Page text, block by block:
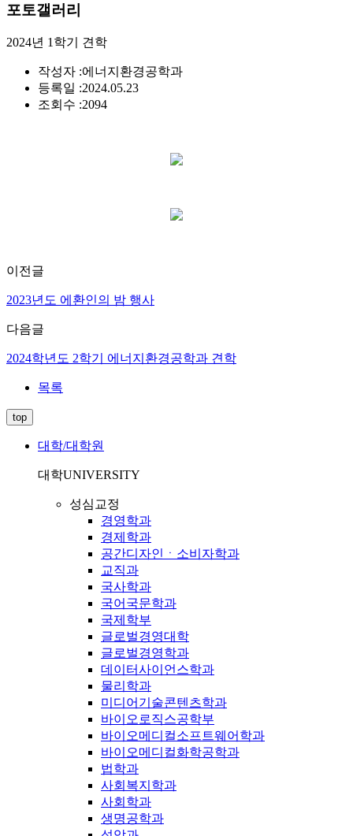
포토갤러리
2024년 1학기 견학
작성자 :에너지환경공학과
등록일 :2024.05.23
조회수 :2094
이전글
2023년도 에환인의 밤 행사
다음글
2024학년도 2학기 에너지환경공학과 견학
목록
top
대학/대학원
대학UNIVERSITY
성심교정
경영학과
경제학과
공간디자인ㆍ소비자학과
교직과
국사학과
국어국문학과
국제학부
글로벌경영대학
글로벌경영학과
데이터사이언스학과
물리학과
미디어기술콘텐츠학과
바이오로직스공학부
바이오메디컬소프트웨어학과
바이오메디컬화학공학과
법학과
사회복지학과
사회학과
생명공학과